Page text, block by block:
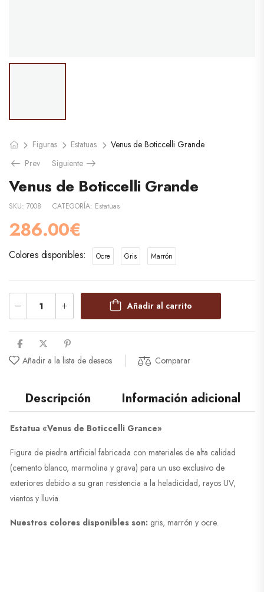
Figuras Estatuas
Venus de Boticcelli Grande
Prev
Siguiente
Venus de Boticcelli Grande
SKU: 7008 CATEGORÍA: Estatuas
286.00€
Colores disponibles Ocre Gris Marrón
Añadir al carrito
Añadir a la lista de deseos Comparar
Descripción Información adicional
Estatua «Venus de Boticcelli Grance»
Figura de piedra artificial fabricada con materiales de alta calidad
(cemento blanco, marmolina y grava) para un uso exclusivo de
exteriores debido a su gran resistencia a la heladicidad, rayos UV,
vientos y lluvia.
Nuestros colores disponibles son: gris, marrón y ocre.